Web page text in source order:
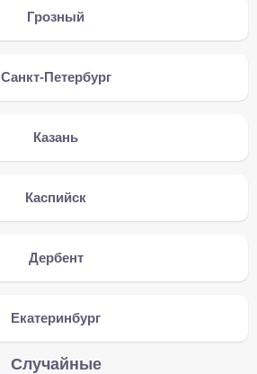
Грозный
Санкт-Петербург
Казань
Каспийск
Дербент
Екатеринбург
Случайные